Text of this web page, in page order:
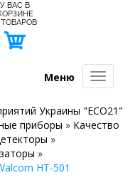
У ВАС В
ТОВАРОВ
Меню
Украины "ECO21"
приборы » Качество
»
»
HT-501